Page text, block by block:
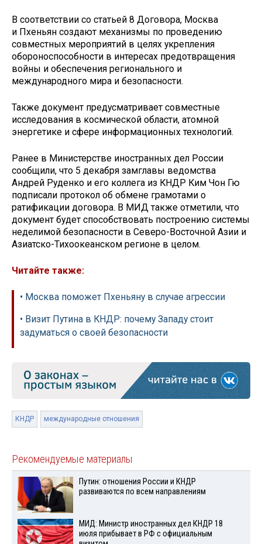
В соответствии со статьей 8 Договора, Москва
и Пхеньян создают механизмы по проведению
совместных мероприятий в целях укрепления
обороноспособности в интересах предотвращения
войны и обеспечения регионального и
международного мира и безопасности.
Также документ предусматривает совместные
исследования в космической области, атомной
энергетике и сфере информационных технологий.
Ранее в Министерстве иностранных дел России
сообщили, что 5 декабря замглавы ведомства
Андрей Руденко и его коллега из КНДР Ким Чон Гю
подписали протокол об обмене грамотами о
ратификации договора. В МИД также отметили, что
документ будет способствовать построению системы
неделимой безопасности в Северо-Восточной Азии и
Азиатско-Тихоокеанском регионе в целом.
Читайте также:
• Москва поможет Пхеньяну в случае агрессии
• Визит Путина в КНДР: почему Западу стоит
задуматься о своей безопасности
КНДР международные отношения
Рекомендуемые материалы
Путин: отношения России и КНДР
развиваются по всем направлениям
МИД: Министр иностранных дел КНДР 18
июля прибывает в РФ с официальным